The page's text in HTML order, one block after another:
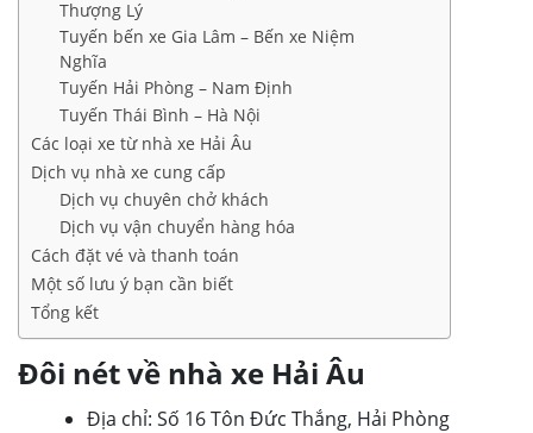
Thượng Lý
Tuyến bến xe Gia Lâm – Bến xe Niệm
Nghĩa
Tuyến Hải Phòng – Nam Định
Tuyến Thái Bình – Hà Nội
Các loại xe từ nhà xe Hải Âu
Dịch vụ nhà xe cung cấp
Dịch vụ chuyên chở khách
Dịch vụ vận chuyển hàng hóa
Cách đặt vé và thanh toán
Một số lưu ý bạn cần biết
Tổng kết
Đôi nét về nhà xe Hải Âu
Địa chỉ: Số 16 Tôn Đức Thắng, Hải Phòng